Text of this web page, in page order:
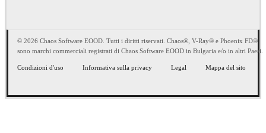
© 2026 Chaos Software EOOD. Tutti i diritti riservati. Chaos®, V-Ray® e Phoenix FD®
sono marchi commerciali registrati di Chaos Software EOOD in Bulgaria e/o in altri Paesi.
Condizioni d'uso Informativa sulla privacy Legal Mappa del sito